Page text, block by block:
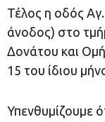
Τέλος η οδός
άνοδος) στο
Δονάτου και
15 του ίδιου
Υπενθυμίζουμε